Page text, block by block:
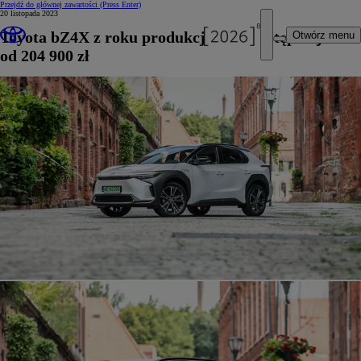
Przejdź do głównej zawartości (Press Enter)
Otwórz menu
20 listopada 2023
Toyota bZ4X z roku produkcji 2023 dostępna już
od 204 900 zł